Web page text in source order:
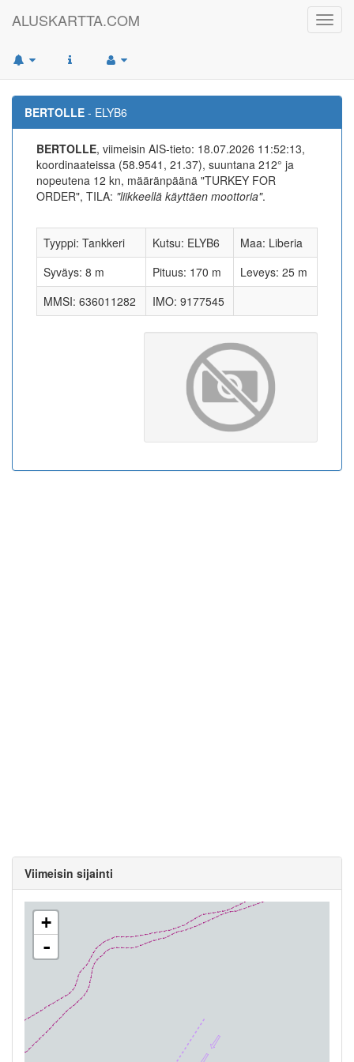
ALUSKARTTA.COM
BERTOLLE - ELYB6
BERTOLLE, viimeisin AIS-tieto: 18.07.2026 11:52:13,
koordinaateissa (58.9541, 21.37), suuntana 212° ja
nopeutena 12 kn, määränpäänä "TURKEY FOR
ORDER", TILA: "liikkeellä käyttäen moottoria".
Tyyppi: Tankkeri Kutsu: ELYB6
Maa: Liberia
Syväys: 8 m
Pituus: 170 m
Leveys: 25 m
MMSI: 636011282
IMO: 9177545
Viimeisin sijainti
+
-